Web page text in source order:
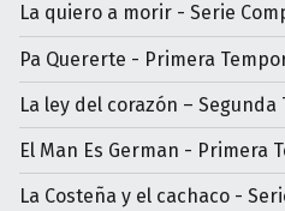
La quiero a morir - Serie
Pa Quererte - Primera
La ley del corazón – Segunda
El Man Es German - Primera
La Costeña y el cachaco -